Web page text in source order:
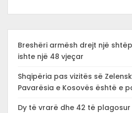
Breshëri armësh drejt një
ishte një 48 vjeçar
Shqipëria pas vizitës së
Pavarësia e Kosovës është e
Dy të vrarë dhe 42 të